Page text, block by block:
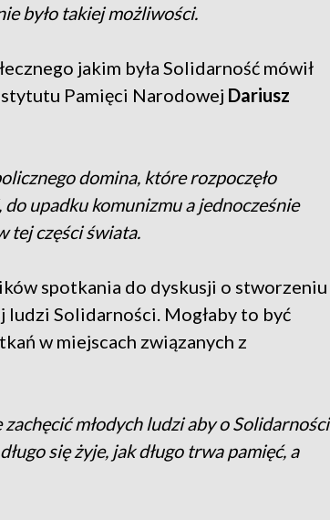
było takiej możliwości.
jakim była Solidarność mówił
Pamięci Narodowej Dariusz
domina, które rozpoczęło
upadku komunizmu a jednocześnie
tej części świata.
spotkania do dyskusji o stworzeniu
ludzi Solidarności. Mogłaby to być
w miejscach związanych z
młodych ludzi aby o Solidarności
się żyje, jak długo trwa pamięć, a